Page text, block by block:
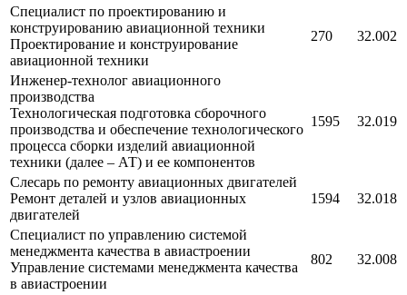
Специалист по проектированию и
конструированию авиационной техники
Проектирование и конструирование
авиационной техники
270 32.002
Инженер-технолог авиационного
производства
Технологическая подготовка сборочного
производства и обеспечение технологического
процесса сборки изделий авиационной
техники (далее – АТ) и ее компонентов
1595 32.019
Слесарь по ремонту авиационных двигателей
Ремонт деталей и узлов авиационных
двигателей
1594 32.018
Специалист по управлению системой
менеджмента качества в авиастроении
Управление системами менеджмента качества
в авиастроении
802 32.008